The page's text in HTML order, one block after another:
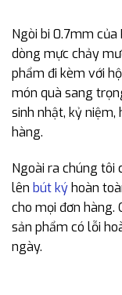
Ngòi bi 0.7mm
dòng mực chảy
phẩm đi kèm với
món quà sang
sinh nhật, kỷ niệm,
hàng.
Ngoài ra chúng tôi
lên bút kýhoàn
cho mọi đơn hàng.
sản phẩm có lỗi
ngày.